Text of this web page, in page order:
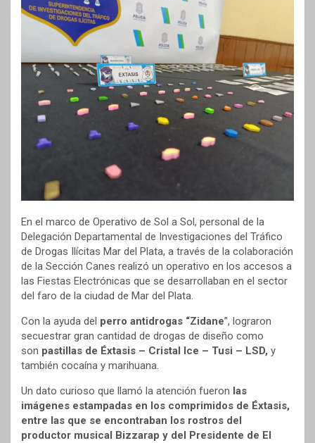
En el marco de Operativo de Sol a Sol, personal de la
Delegación Departamental de Investigaciones del Tráfico
de Drogas Ilícitas Mar del Plata, a través de la colaboración
de la Sección Canes realizó un operativo en los accesos a
las Fiestas Electrónicas que se desarrollaban en el sector
del faro de la ciudad de Mar del Plata.
Con la ayuda del perro antidrogas “Zidane”, lograron
secuestrar gran cantidad de drogas de diseño como
son pastillas de Éxtasis – Cristal Ice – Tusi – LSD, y
también cocaína y marihuana.
Un dato curioso que llamó la atención fueron las
imágenes estampadas en los comprimidos de Éxtasis,
entre las que se encontraban los rostros del
productor musical Bizzarap y del Presidente de El